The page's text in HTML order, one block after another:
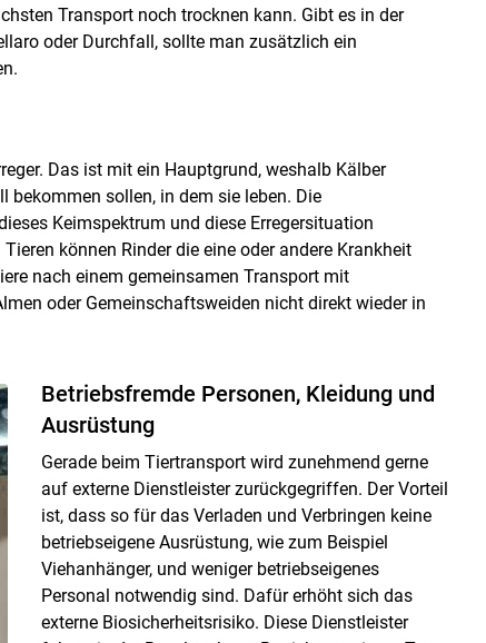
Transport noch trocknen kann. Gibt es in der
oder Durchfall, sollte man zusätzlich ein
Das ist mit ein Hauptgrund, weshalb Kälber
sollen, in dem sie leben. Die
Keimspektrum und diese Erregersituation
können Rinder die eine oder andere Krankheit
nach einem gemeinsamen Transport mit
oder Gemeinschaftsweiden nicht direkt wieder in
Betriebsfremde Personen, Kleidung und
Ausrüstung
Gerade beim Tiertransport wird zunehmend gerne
auf externe Dienstleister zurückgegriffen. Der Vorteil
ist, dass so für das Verladen und Verbringen keine
betriebseigene Ausrüstung, wie zum Beispiel
Viehanhänger, und weniger betriebseigenes
Personal notwendig sind. Dafür erhöht sich das
externe Biosicherheitsrisiko. Diese Dienstleister